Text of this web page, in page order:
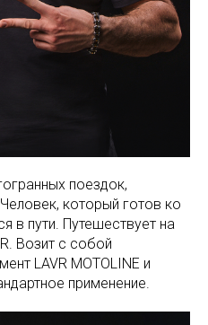
поездок,
который готов ко
в пути. Путешествует на
Возит с собой
LAVR MOTOLINE и
применение.